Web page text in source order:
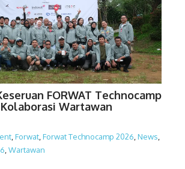
FORWAT Technocamp
Wartawan
,Forwat,Forwat Technocamp 2026,News,
,Wartawan